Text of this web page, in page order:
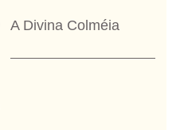
A Divina Colméia